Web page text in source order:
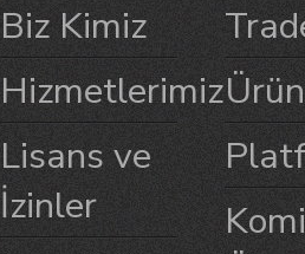
Biz Kimiz
Hizmetlerimiz
Lisans ve
İzinler